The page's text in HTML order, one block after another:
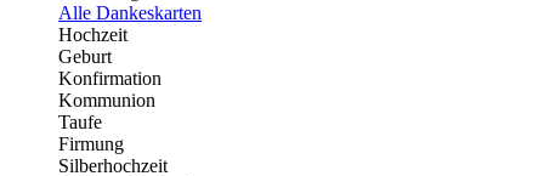
Alle Dankeskarten
Hochzeit
Geburt
Konfirmation
Kommunion
Taufe
Firmung
Silberhochzeit